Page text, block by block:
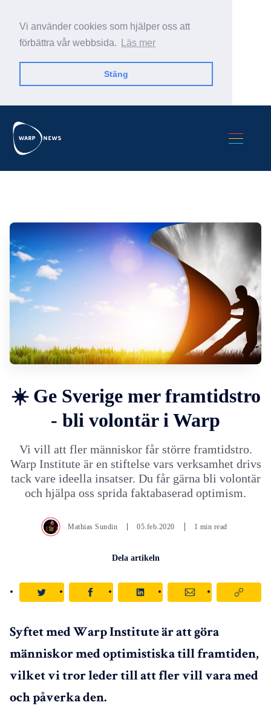
Vi använder cookies som hjälper oss att
förbättra vår webbsida.
Läs mer
Stäng
☀️ Ge Sverige mer framtidstro
- bli volontär i Warp
Vi vill att fler människor får större framtidstro.
Warp Institute är en stiftelse vars verksamhet drivs
tack vare ideella insatser. Du får gärna bli volontär
och hjälpa oss sprida faktabaserad optimism.
Mathias Sundin 05.feb.2020 1 min read
Dela artikeln
Syftet med Warp Institute är att göra
människor med optimistiska till framtiden,
vilket vi tror leder till att fler vill vara med
och påverka den.